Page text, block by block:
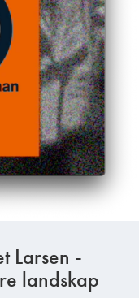
Larsen -
landskap